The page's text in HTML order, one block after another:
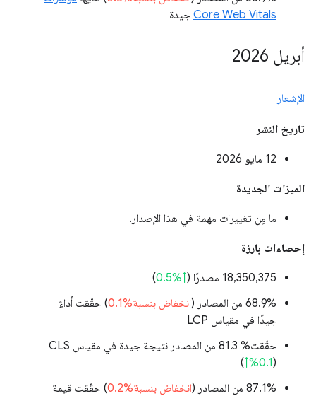
Core Web Vitals جيدة
أبريل 2026
الإشعار
تاريخ النشر
‫12 مايو 2026
الميزات الجديدة
ما مِن تغييرات مهمة في هذا الإصدار.
إحصاءات بارزة
‫18,350,375 مصدرًا ( ↑%0.5
)
‫68.9% من المصادر (
انخفاض بنسبة%0.1
) حقّقت أداءً
جيدًا في مقياس LCP
حقّقت% 81.3 من المصادر نتيجة جيدة في مقياس CLS
(↑%0.1)
‫87.1% من المصادر (
انخفاض بنسبة%0.2
) حقّقت قيمة